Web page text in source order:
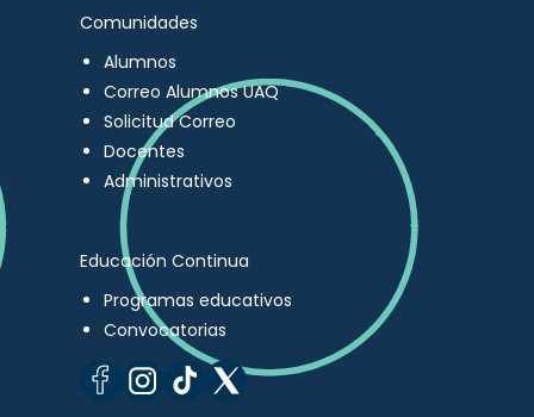
Comunidades
Alumnos
Correo Alumnos UAQ
Solicitud Correo
Docentes
Administrativos
Educación Continua
Programas educativos
Convocatorias